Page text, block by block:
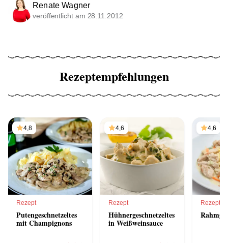
Renate Wagner
veröffentlicht am 28.11.2012
Rezeptempfehlungen
4,8
Rezept
Putengeschnetzeltes
mit Champignons
4,6
Rezept
Hühnergeschnetzeltes
in Weißweinsauce
4,6
Rezept